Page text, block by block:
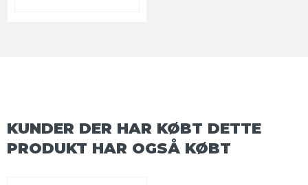
KUNDER DER HAR KØBT DETTE
PRODUKT HAR OGSÅ KØBT